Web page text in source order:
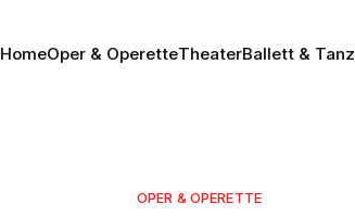
HomeOper & OperetteTheaterBallett & Tanz
OPER & OPERETTE